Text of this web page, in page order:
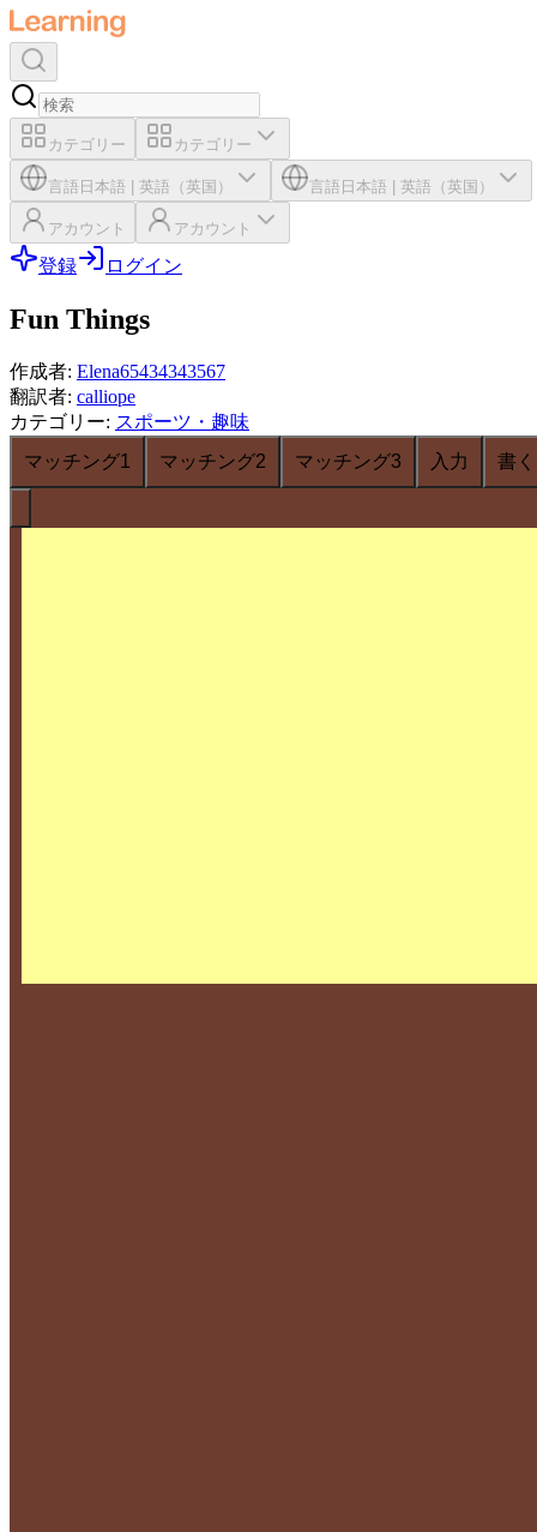
カテゴリー カテゴリー
言語 日本語 英語（英国） 言語 日本語 英語（英国）
アカウント アカウント
登録 ログイン
Fun Things
作成者: Elena65434343567
翻訳者: calliope
カテゴリー: スポーツ・趣味
マッチング1
マッチング2 マッチング3 入力 書く